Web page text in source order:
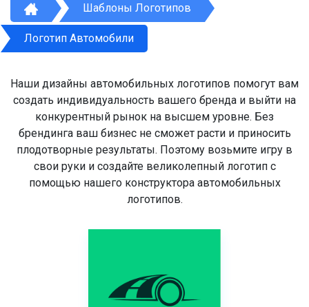
Шаблоны Логотипов
Логотип Автомобили
Наши дизайны автомобильных логотипов помогут вам
создать индивидуальность вашего бренда и выйти на
конкурентный рынок на высшем уровне. Без
брендинга ваш бизнес не сможет расти и приносить
плодотворные результаты. Поэтому возьмите игру в
свои руки и создайте великолепный логотип с
помощью нашего конструктора автомобильных
логотипов.